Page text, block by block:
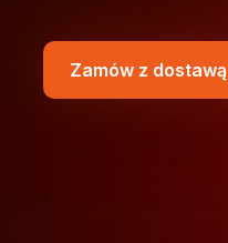
Zamów z dostawą